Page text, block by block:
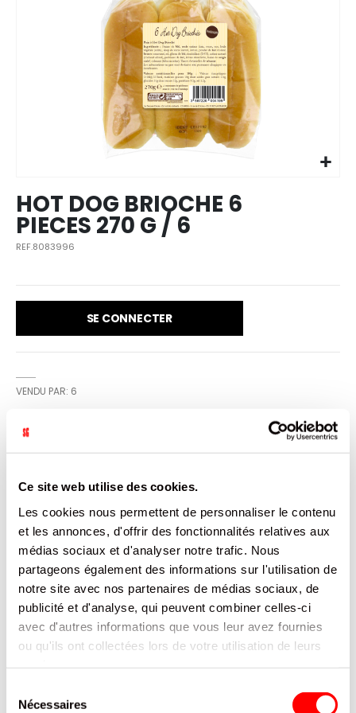
Ce site web utilise des cookies.
Les cookies nous permettent de personnaliser le contenu
et les annonces, d'offrir des fonctionnalités relatives aux
médias sociaux et d'analyser notre trafic. Nous
partageons également des informations sur l'utilisation de
notre site avec nos partenaires de médias sociaux, de
publicité et d'analyse, qui peuvent combiner celles-ci
avec d'autres informations que vous leur avez fournies
ou qu'ils ont collectées lors de votre utilisation de leurs
Nécessaires
images
gallery
HOT DOG BRIOCHE 6
PIECES 270 G / 6
REF.8083996
SE CONNECTER
VENDU PAR: 6
INFORMATION
Hot Dog brioché
CARACTÉRISTIQUES
DOCUMENTATION
PRODUITS QUI POURRAIENT VOUS
INTERESSER